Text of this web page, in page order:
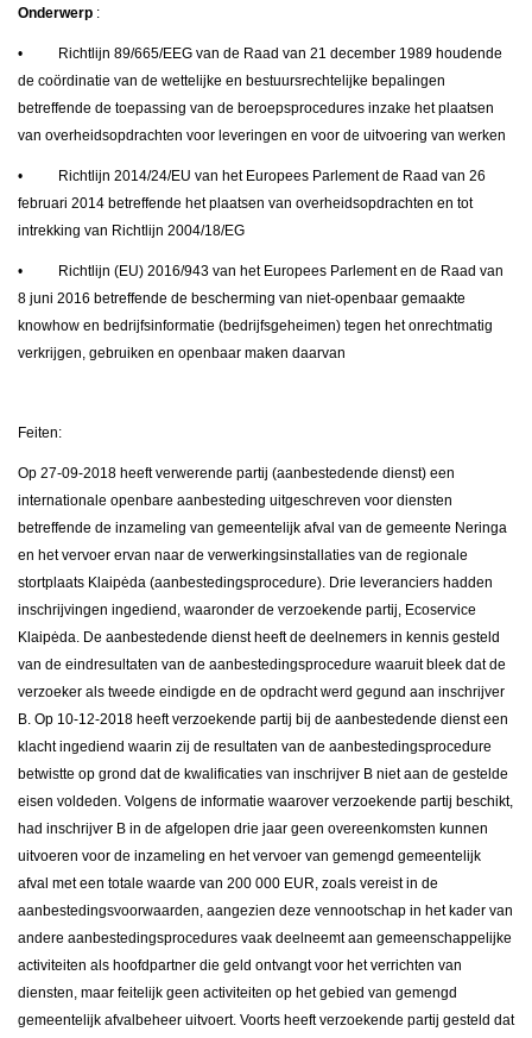
Onderwerp :
• Richtlijn 89/665/EEG van de Raad van 21 december 1989 houdende
de coördinatie van de wettelijke en bestuursrechtelijke bepalingen
betreffende de toepassing van de beroepsprocedures inzake het plaatsen
van overheidsopdrachten voor leveringen en voor de uitvoering van werken
• Richtlijn 2014/24/EU van het Europees Parlement de Raad van 26
februari 2014 betreffende het plaatsen van overheidsopdrachten en tot
intrekking van Richtlijn 2004/18/EG
• Richtlijn (EU) 2016/943 van het Europees Parlement en de Raad van
8 juni 2016 betreffende de bescherming van niet-openbaar gemaakte
knowhow en bedrijfsinformatie (bedrijfsgeheimen) tegen het onrechtmatig
verkrijgen, gebruiken en openbaar maken daarvan
Feiten:
Op 27-09-2018 heeft verwerende partij (aanbestedende dienst) een
internationale openbare aanbesteding uitgeschreven voor diensten
betreffende de inzameling van gemeentelijk afval van de gemeente Neringa
en het vervoer ervan naar de verwerkingsinstallaties van de regionale
stortplaats Klaipėda (aanbestedingsprocedure). Drie leveranciers hadden
inschrijvingen ingediend, waaronder de verzoekende partij, Ecoservice
Klaipėda. De aanbestedende dienst heeft de deelnemers in kennis gesteld
van de eindresultaten van de aanbestedingsprocedure waaruit bleek dat de
verzoeker als tweede eindigde en de opdracht werd gegund aan inschrijver
B. Op 10-12-2018 heeft verzoekende partij bij de aanbestedende dienst een
klacht ingediend waarin zij de resultaten van de aanbestedingsprocedure
betwistte op grond dat de kwalificaties van inschrijver B niet aan de gestelde
eisen voldeden. Volgens de informatie waarover verzoekende partij beschikt,
had inschrijver B in de afgelopen drie jaar geen overeenkomsten kunnen
uitvoeren voor de inzameling en het vervoer van gemengd gemeentelijk
afval met een totale waarde van 200 000 EUR, zoals vereist in de
aanbestedingsvoorwaarden, aangezien deze vennootschap in het kader van
andere aanbestedingsprocedures vaak deelneemt aan gemeenschappelijke
activiteiten als hoofdpartner die geld ontvangt voor het verrichten van
diensten, maar feitelijk geen activiteiten op het gebied van gemengd
gemeentelijk afvalbeheer uitvoert. Voorts heeft verzoekende partij gesteld dat